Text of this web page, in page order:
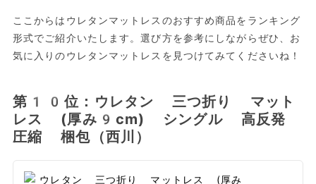
ここからはウレタンマットレスのおすすめ商品をランキング
形式でご紹介いたします。選び方を参考にしながらぜひ、お
気に入りのウレタンマットレスを見つけてみてくださいね！
第10位：ウレタン 三つ折り マット
レス (厚み9cm) シングル 高反発
圧縮 梱包（西川）